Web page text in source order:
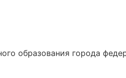
образования города